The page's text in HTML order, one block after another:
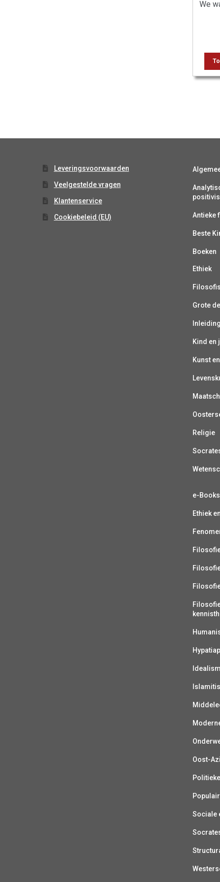
We
Leveringsvoorwaarden
Veelgestelde vragen
Klantenservice
Cookiebeleid (EU) Antieke
Beste
Boeken
Ethiek
Grote
Kind en
Kunst
Religie
e-Books
Ethiek
Oost-
Sociale